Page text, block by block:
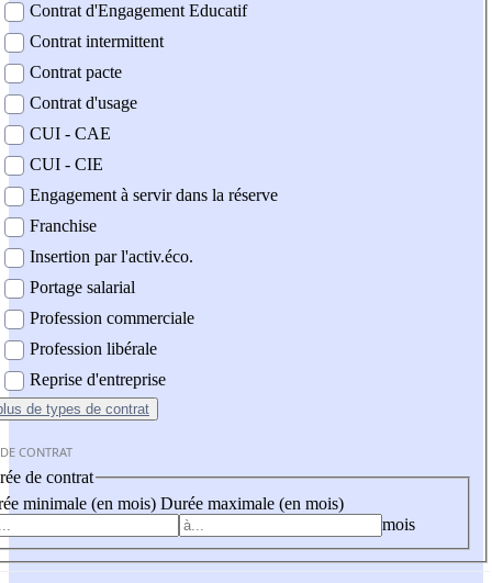
Contrat d'Engagement Educatif
Contrat intermittent
Contrat pacte
Contrat d'usage
CUI - CAE
CUI - CIE
Engagement à servir dans la réserve
Franchise
Insertion par l'activ.éco.
Portage salarial
Profession commerciale
Profession libérale
Reprise d'entreprise
de types de contrat
CONTRAT
de contrat
minimale (en mois) Durée maximale (en mois)
mois